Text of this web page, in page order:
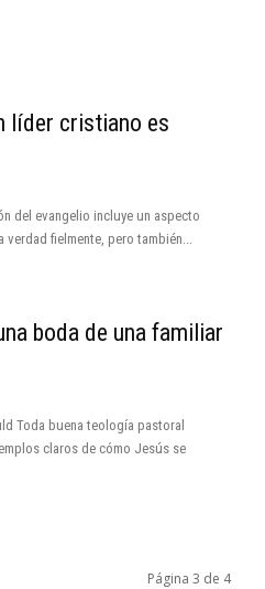
líder cristiano es
del evangelio incluye un aspecto
verdad fielmente, pero también...
boda de una familiar
Toda buena teología pastoral
claros de cómo Jesús se
Página 3 de 4